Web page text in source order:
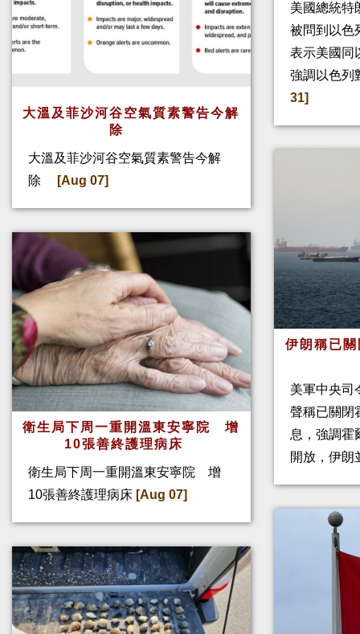
大溫及菲沙河谷空氣質素警告今解
除
大溫及菲沙河谷空氣質素警告今解
除
[Aug 07]
衛生局下周一重開溫東安寧院 增
10張善終護理病床
衛生局下周一重開溫東安寧院 增
10張善終護理病床 [Aug 07]
美國總統特
被問到以色
表示美國同
強調以色列
31]
伊朗稱已
美軍中央司
聲稱已關閉
息，強調霍
開放，伊